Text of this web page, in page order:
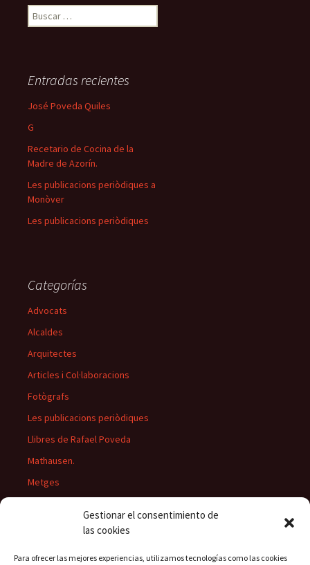
Gestionar el consentimiento de
las cookies
Para ofrecer las mejores experiencias, utilizamos tecnologías como las cookies
Buscar:
Entradas recientes
José Poveda Quiles
G
Recetario de Cocina de la
Madre de Azorín.
Les publicacions periòdiques a
Monòver
Les publicacions periòdiques
Categorías
Advocats
Alcaldes
Arquitectes
Articles i Col·laboracions
Fotògrafs
Les publicacions periòdiques
Llibres de Rafael Poveda
Mathausen.
Metges